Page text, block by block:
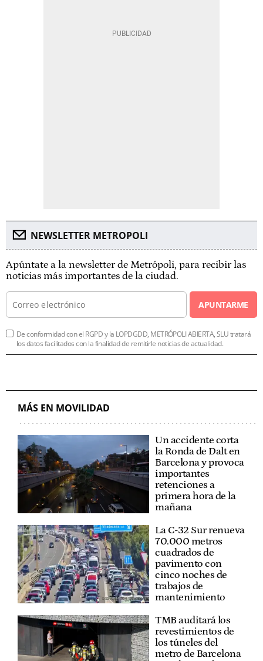
NEWSLETTER METROPOLI
Apúntate a la newsletter de Metrópoli, para recibir las
noticias más importantes de la ciudad.
APUNTARME
De conformidad con el RGPD y la LOPDGDD, METRÓPOLI ABIERTA, SLU tratará
los datos facilitados con la finalidad de remitirle noticias de actualidad.
MÁS EN MOVILIDAD
Un accidente corta
la Ronda de Dalt en
Barcelona y provoca
importantes
retenciones a
primera hora de la
mañana
La C-32 Sur renueva
70.000 metros
cuadrados de
pavimento con
cinco noches de
trabajos de
mantenimiento
TMB auditará los
revestimientos de
los túneles del
metro de Barcelona